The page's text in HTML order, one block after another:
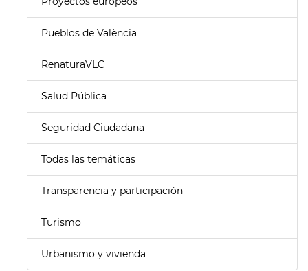
Pueblos de València
RenaturaVLC
Salud Pública
Seguridad Ciudadana
Todas las temáticas
Transparencia y participación
Turismo
Urbanismo y vivienda